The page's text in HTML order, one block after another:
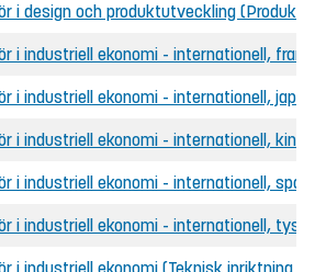
i design och produktutveckling
i industriell ekonomi - internationell,
i industriell ekonomi - internationell,
i industriell ekonomi - internationell,
i industriell ekonomi - internationell,
i industriell ekonomi - internationell,